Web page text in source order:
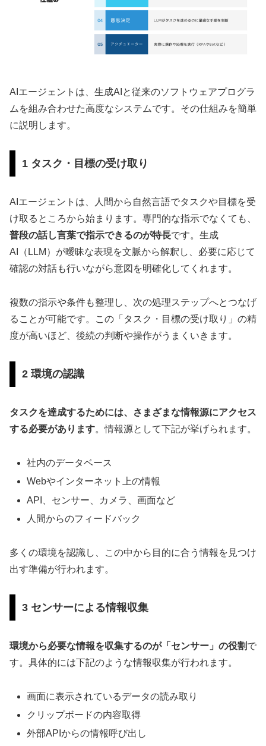
AIエージェントは、生成AIと従来のソフトウェアプログラ
ムを組み合わせた高度なシステムです。その仕組みを簡単
に説明します。
1 タスク・目標の受け取り
AIエージェントは、人間から自然言語でタスクや目標を受
け取るところから始まります。専門的な指示でなくても、
普段の話し言葉で指示できるのが特長です。生成
AI（LLM）が曖昧な表現を文脈から解釈し、必要に応じて
確認の対話も行いながら意図を明確化してくれます。
複数の指示や条件も整理し、次の処理ステップへとつなげ
ることが可能です。この「タスク・目標の受け取り」の精
度が高いほど、後続の判断や操作がうまくいきます。
2 環境の認識
タスクを達成するためには、さまざまな情報源にアクセス
する必要があります。情報源として下記が挙げられます。
社内のデータベース
Webやインターネット上の情報
API、センサー、カメラ、画面など
人間からのフィードバック
多くの環境を認識し、この中から目的に合う情報を見つけ
出す準備が行われます。
3 センサーによる情報収集
環境から必要な情報を収集するのが「センサー」の役割で
す。具体的には下記のような情報収集が行われます。
画面に表示されているデータの読み取り
クリップボードの内容取得
外部APIからの情報呼び出し